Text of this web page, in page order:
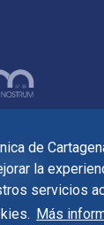
de
la
servicios
Más